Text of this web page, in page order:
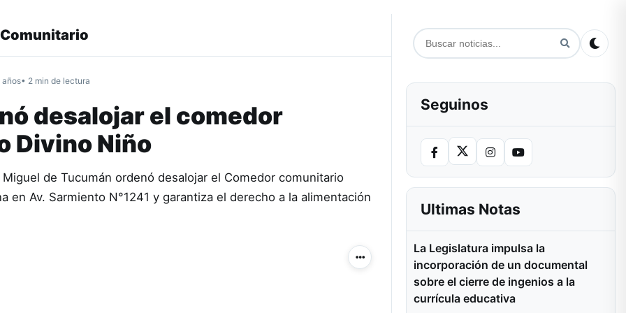
• 2 min de lectura
desalojar el comedor
Divino Niño
de Tucumán ordenó desalojar el Comedor comunitario
en Av. Sarmiento N°1241 y garantiza el derecho a la alimentación
Más acciones
Seguinos
Ultimas Notas
La Legislatura impulsa la
incorporación de un documental
sobre el cierre de ingenios a la
currícula educativa